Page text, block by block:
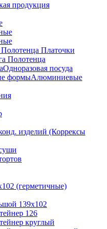
продукция
Полотенца Платочки
Полотенца
Одноразовая посуда
Алюминиевые
изделий (Коррексы
(герметичные)
139х102
126
круглый